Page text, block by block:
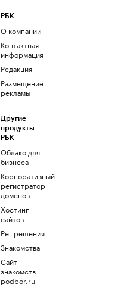
РБК
О компании
Контактная
информация
Редакция
Размещение
рекламы
Другие
продукты
РБК
Облако для
бизнеса
Корпоративный
регистратор
доменов
Хостинг
сайтов
Рег.решения
Знакомства
Сайт
знакомств
podbor.ru